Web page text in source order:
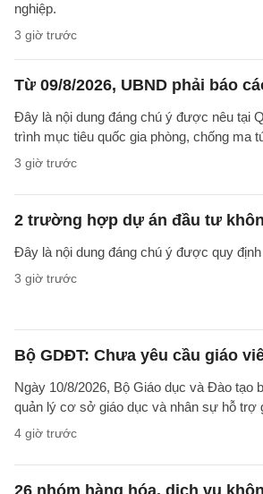
nghiệp.
3 giờ trước
Từ 09/8/2026, UBND phải báo
Đây là nội dung đáng chú ý được nêu tại
trình mục tiêu quốc gia phòng, chống ma
3 giờ trước
2 trường hợp dự án đầu tư
Đây là nội dung đáng chú ý được quy
3 giờ trước
Bộ GDĐT: Chưa yêu cầu giáo
Ngày 10/8/2026, Bộ Giáo dục và Đào tạo
quản lý cơ sở giáo dục và nhân sự hỗ trợ
4 giờ trước
26 nhóm hàng hóa, dịch vụ